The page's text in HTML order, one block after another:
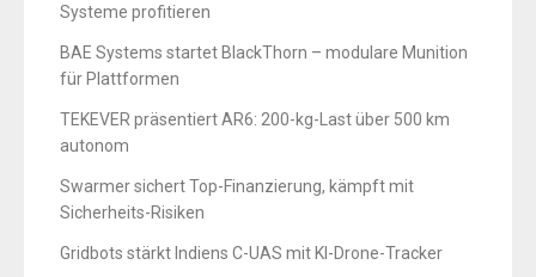
Systeme profitieren
BAE Systems startet BlackThorn – modulare Munition
für Plattformen
TEKEVER präsentiert AR6: 200-kg-Last über 500 km
autonom
Swarmer sichert Top-Finanzierung, kämpft mit
Sicherheits-Risiken
Gridbots stärkt Indiens C-UAS mit KI-Drone-Tracker